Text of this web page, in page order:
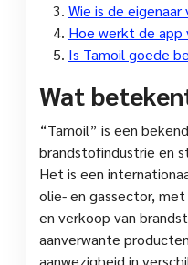
Wie is de eigenaar
Hoe werkt de app
Is Tamoil goede
Wat
“Tamoil” is een
brandstofindustrie en
Het is een
olie- en gassector,
en verkoop van
aanverwante
aanwezigheid in